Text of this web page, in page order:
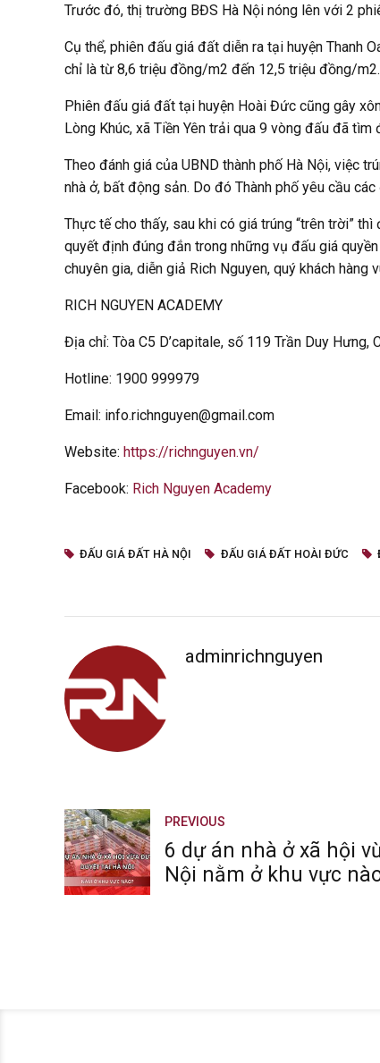
Trước đó, thị trường BĐS Hà Nội nóng lên với 2
Cụ thể, phiên đấu giá đất diễn ra tại huyện Thanh
chỉ là từ 8,6 triệu đồng/m2 đến 12,5 triệu đồng/m2.
Phiên đấu giá đất tại huyện Hoài Đức cũng gây
Lòng Khúc, xã Tiền Yên trải qua 9 vòng đấu đã
Theo đánh giá của UBND thành phố Hà Nội, việc
nhà ở, bất động sản. Do đó Thành phố yêu cầu
Thực tế cho thấy, sau khi có giá trúng “trên trời”
quyết định đúng đắn trong những vụ đấu giá
chuyên gia, diễn giả Rich Nguyen, quý khách hàng
RICH NGUYEN ACADEMY
Địa chỉ: Tòa C5 D’capitale, số 119 Trần Duy Hưng,
Hotline: 1900 999979
Email: info.richnguyen@gmail.com
Website: https://richnguyen.vn/
Facebook: Rich Nguyen Academy
ĐẤU GIÁ ĐẤT HÀ NỘI ĐẤU GIÁ ĐẤT HOÀI ĐỨC
adminrichnguyen
PREVIOUS
6 dự án nhà ở xã hội
Nội nằm ở khu vực